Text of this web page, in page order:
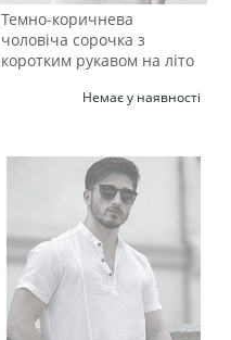
Темно-коричнева
чоловіча сорочка з
коротким рукавом на літо
Немає у наявності